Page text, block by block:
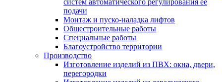
систем автоматического регулирования ее
подачи
Монтаж и пуско-наладка лифтов
Общестроительные работы
Специальные работы
Благоустройство территории
Производство
Изготовление изделий из ПВХ: окна, двери,
перегородки